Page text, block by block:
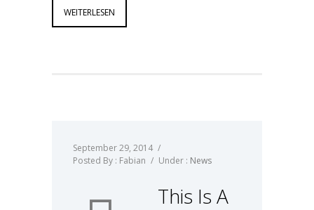
WEITERLESEN
September 29, 2014 /
Posted By : Fabian / Under : News
This Is A